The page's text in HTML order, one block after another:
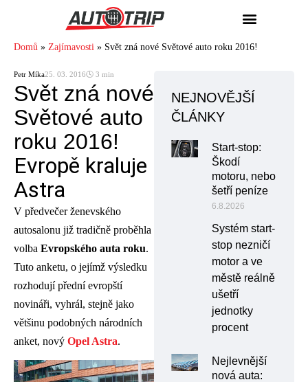
Domů » Zajímavosti » Svět zná nové Světové auto roku 2016!
Petr Míka25. 03. 2016🕓 3 min
Svět zná nové
Světové auto
roku 2016!
Evropě kraluje
Astra
V předvečer ženevského
autosalonu již tradičně proběhla
volba Evropského auta roku.
Tuto anketu, o jejímž výsledku
rozhodují přední evropští
novináři, vyhrál, stejně jako
většinu podobných národních
anket, nový Opel Astra.
NEJNOVĚJŠÍ
ČLÁNKY
Start-stop:
Škodí
motoru, nebo
šetří peníze
6.8.2026
Systém start-
stop nezničí
motor a ve
městě reálně
ušetří
jednotky
procent
Nejlevnější
nová auta: